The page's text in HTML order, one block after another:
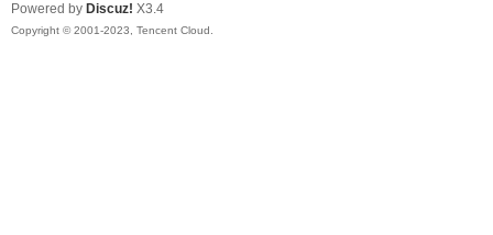
Powered by Discuz! X3.4
Copyright © 2001-2023, Tencent Cloud.